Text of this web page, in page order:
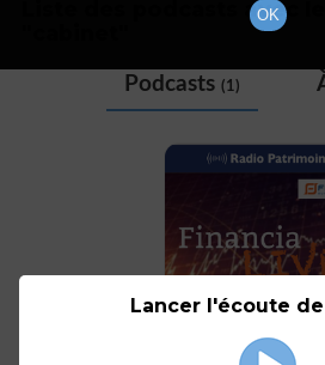
Liste des podcasts avec
Podcasts (1)
OK
Lancer l'écoute